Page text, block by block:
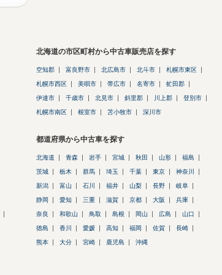
北海道の市区町村から中古車販売店を探す
空知郡 富良野市 北広島市 北斗市 札幌市東区
札幌市西区 美唄市 帯広市 名寄市 虻田郡
伊達市 千歳市 北見市 斜里郡 川上郡 登別市
札幌市南区 根室市 苫小牧市 深川市
都道府県から中古車を探す
北海道 青森 岩手 宮城 秋田 山形 福島
茨城 栃木 群馬 埼玉 千葉 東京 神奈川
新潟 富山 石川 福井 山梨 長野 岐阜
静岡 愛知 三重 滋賀 京都 大阪 兵庫
奈良 和歌山 鳥取 島根 岡山 広島 山口
徳島 香川 愛媛 高知 福岡 佐賀 長崎
熊本 大分 宮崎 鹿児島 沖縄